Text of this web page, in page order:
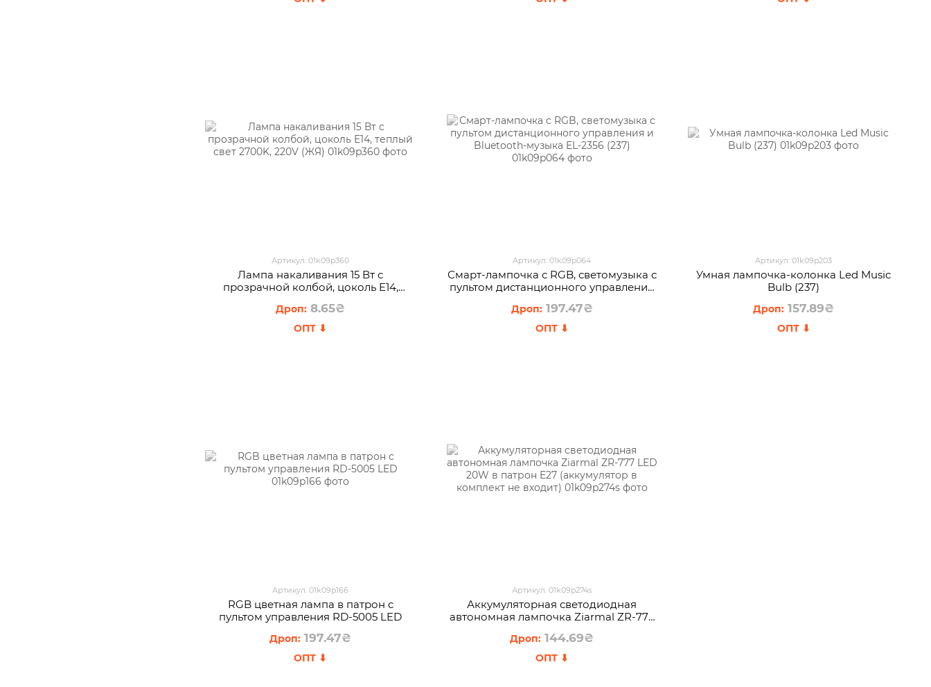
Артикул: 01k09p360
Лампа накаливания 15 Вт с
прозрачной колбой, цоколь E14,
8.65₴
Артикул: 01k09p064
Смарт-лампочка с RGB, светомузыка с
пультом дистанционного управления
197.47₴
Артикул: 01k09p203
Умная лампочка-колонка Led Music
Bulb (237)
157.89₴
Артикул: 01k09p166
RGB цветная лампа в патрон c
пультом управления RD-5005 LED
197.47₴
Артикул: 01k09p274s
Аккумуляторная светодиодная
автономная лампочка Ziarmal ZR-777
комплект не входит)
144.69₴